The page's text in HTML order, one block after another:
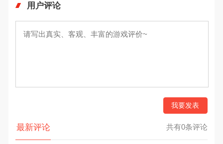
用户评论
我要发表
最新评论 共有0条评论